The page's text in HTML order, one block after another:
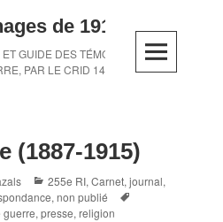
de 1914-1918
GUIDE DES TÉMOINS DE LA
PAR LE CRID 14-18
(1887-1915)
Categories
255e RI,Carnet, journal,
,non publié
guerre,presse,religion